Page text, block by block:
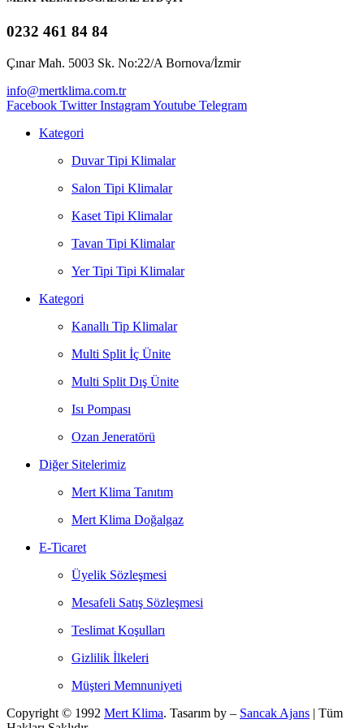
0232 461 84 84
Çınar Mah. 5003 Sk. No:22/A Bornova/İzmir
info@mertklima.com.tr
Facebook Twitter InstagramYoutube Telegram
Kategori
Duvar Tipi Klimalar
Salon Tipi Klimalar
Kaset Tipi Klimalar
Tavan Tipi Klimalar
Yer Tipi Tipi Klimalar
Kategori
Kanallı Tip Klimalar
Multi Split İç Ünite
Multi Split Dış Ünite
Isı Pompası
Ozan Jeneratörü
Diğer Sitelerimiz
Mert Klima Tanıtım
Mert Klima Doğalgaz
E-Ticaret
Üyelik Sözleşmesi
Mesafeli Satış Sözleşmesi
Teslimat Koşulları
Gizlilik İlkeleri
Müşteri Memnuniyeti
Copyright © 1992 Mert Klima. Tasarım by – Sancak Ajans | Tüm